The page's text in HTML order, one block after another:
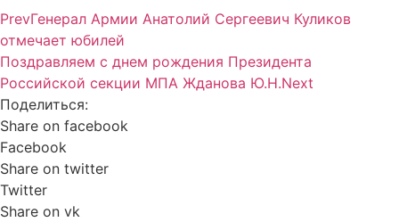
PrevГенерал Армии Анатолий Сергеевич Куликов
отмечает юбилей
Поздравляем с днем рождения Президента
Российской секции МПА Жданова Ю.Н.Next
Поделиться:
Share on facebook
Facebook
Share on twitter
Twitter
Share on vk